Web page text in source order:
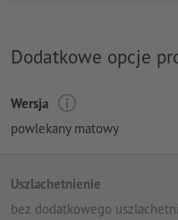
Dodatkowe opcje
Wersja
powlekany matowy
Uszlachetnienie
bez dodatkowego